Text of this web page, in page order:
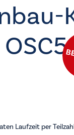
Laufzeit per